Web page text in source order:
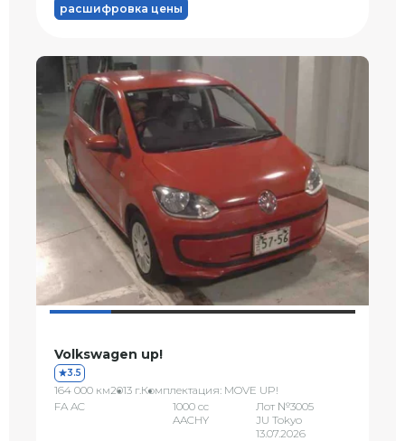
расшифровка цены
Volkswagen up!
3.5
164 000 км2013 г.Комплектация: MOVE UP!
FA AC
1000 сс
AACHY
Лот №3005
JU Tokyo
13.07.2026